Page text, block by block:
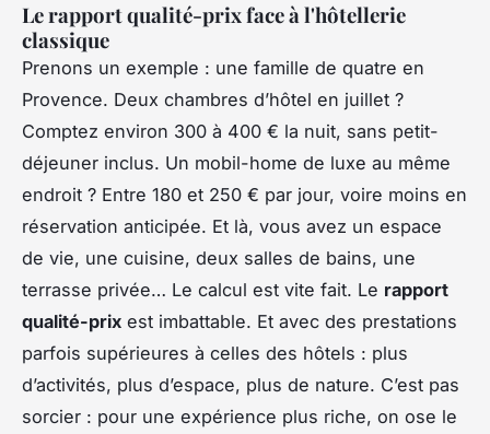
Le rapport qualité-prix face à l'hôtellerie
classique
Prenons un exemple : une famille de quatre en
Provence. Deux chambres d’hôtel en juillet ?
Comptez environ 300 à 400 € la nuit, sans petit-
déjeuner inclus. Un mobil-home de luxe au même
endroit ? Entre 180 et 250 € par jour, voire moins en
réservation anticipée. Et là, vous avez un espace
de vie, une cuisine, deux salles de bains, une
terrasse privée… Le calcul est vite fait. Le rapport
qualité-prix est imbattable. Et avec des prestations
parfois supérieures à celles des hôtels : plus
d’activités, plus d’espace, plus de nature. C’est pas
sorcier : pour une expérience plus riche, on ose le